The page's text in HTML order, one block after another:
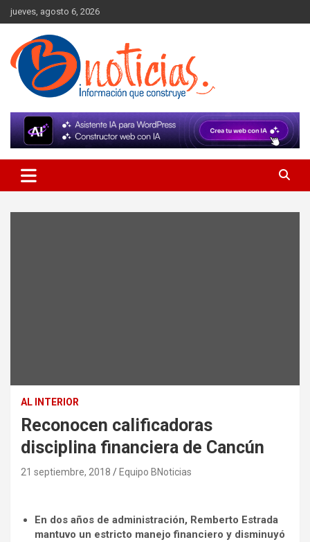
Skip
to
content
jueves, agosto 6, 2026
BNoticias
AL INTERIOR
Reconocen calificadoras
disciplina financiera de Cancún
21 septiembre, 2018 Equipo BNoticias
En dos años de administración, Remberto Estrada
mantuvo un estricto manejo financiero y disminuyó